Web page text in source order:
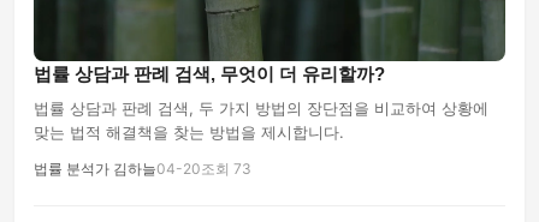
법률 상담과 판례 검색, 무엇이 더 유리할까?
법률 상담과 판례 검색, 두 가지 방법의 장단점을 비교하여 상황에
맞는 법적 해결책을 찾는 방법을 제시합니다.
법률 분석가 김하늘04-20조회 73